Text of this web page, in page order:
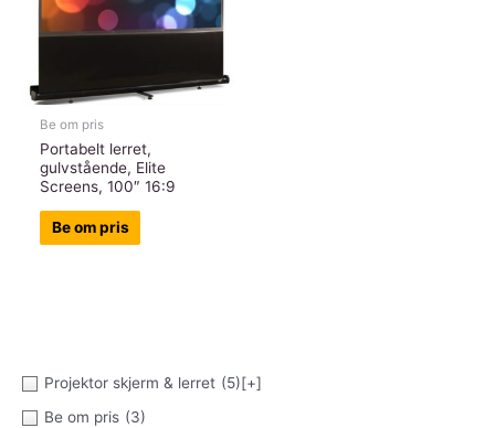
Projektor skjerm & lerret (5)[+]
Be om pris (3)
Be om pris
Portabelt lerret,
gulvstående, Elite
Screens, 100″ 16:9
Be om pris